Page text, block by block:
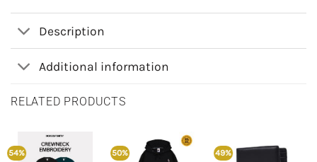
Description
Additional information
RELATED PRODUCTS
54% 50% 49%